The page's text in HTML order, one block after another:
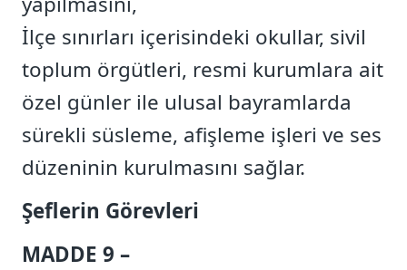
İlçe sınırları içerisindeki okullar, sivil
toplum örgütleri, resmi kurumlara ait
özel günler ile ulusal bayramlarda
sürekli süsleme, afişleme işleri ve ses
düzeninin kurulmasını sağlar.
Şeflerin Görevleri
MADDE 9 –